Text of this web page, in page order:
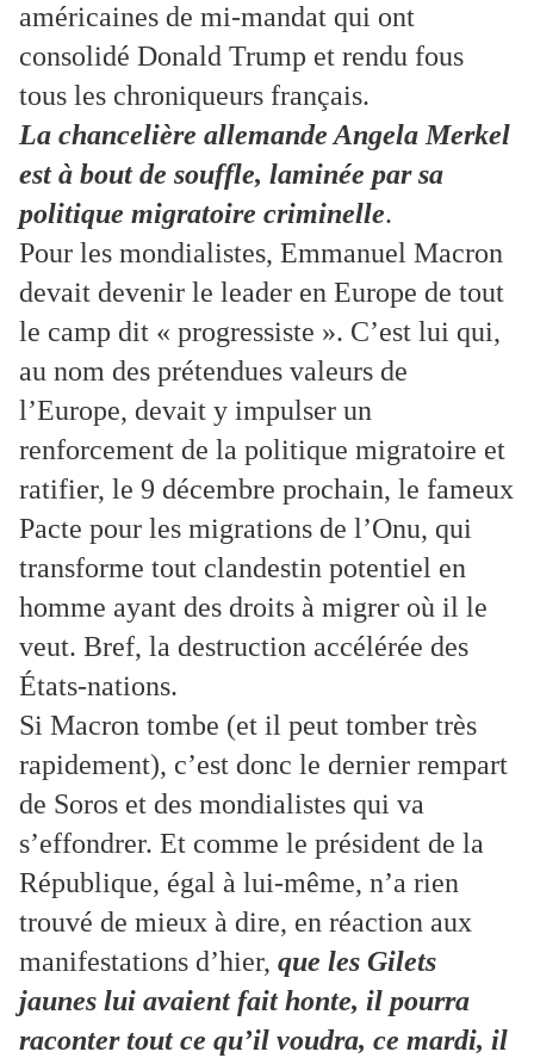
américaines de mi-mandat qui ont
consolidé Donald Trump et rendu fous
tous les chroniqueurs français.
La chancelière allemande Angela Merkel
est à bout de souffle, laminée par sa
politique migratoire criminelle.
Pour les mondialistes, Emmanuel Macron
devait devenir le leader en Europe de tout
le camp dit « progressiste ». C’est lui qui,
au nom des prétendues valeurs de
l’Europe, devait y impulser un
renforcement de la politique migratoire et
ratifier, le 9 décembre prochain, le fameux
Pacte pour les migrations de l’Onu, qui
transforme tout clandestin potentiel en
homme ayant des droits à migrer où il le
veut. Bref, la destruction accélérée des
États-nations.
Si Macron tombe (et il peut tomber très
rapidement), c’est donc le dernier rempart
de Soros et des mondialistes qui va
s’effondrer. Et comme le président de la
République, égal à lui-même, n’a rien
trouvé de mieux à dire, en réaction aux
manifestations d’hier, que les Gilets
jaunes lui avaient fait honte, il pourra
raconter tout ce qu’il voudra, ce mardi, il